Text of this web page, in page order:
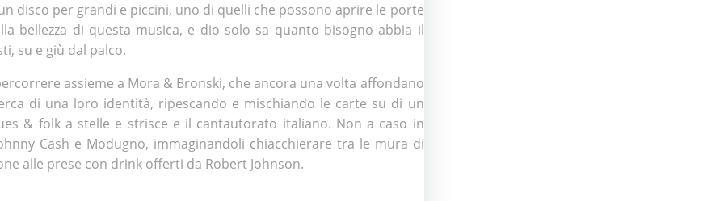
disco per grandi e piccini, uno di quelli che possono aprire le porte
bellezza di questa musica, e dio solo sa quanto bisogno abbia il
su e giù dal palco.
assieme a Mora & Bronski, che ancora una volta affondano
di una loro identità, ripescando e mischiando le carte su di un
& folk a stelle e strisce e il cantautorato italiano. Non a caso in
Cash e Modugno, immaginandoli chiacchierare tra le mura di
alle prese con drink offerti da Robert Johnson.